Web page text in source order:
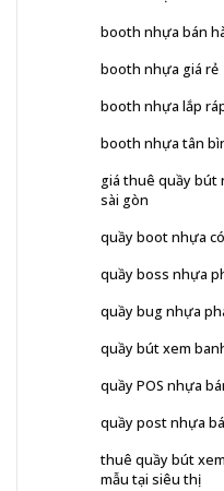
booth nhựa bán
booth nhựa giá rẻ
booth nhựa lắp
booth nhựa tân
giá thuê quầy bút
sài gòn
quầy boot nhựa
quầy boss nhựa
quầy bug nhựa
quầy bút xem
quầy POS nhựa
quầy post nhựa
thuê quầy bút
mẫu tại siêu thị